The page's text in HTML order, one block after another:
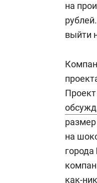
на
выйти
на
города
как-